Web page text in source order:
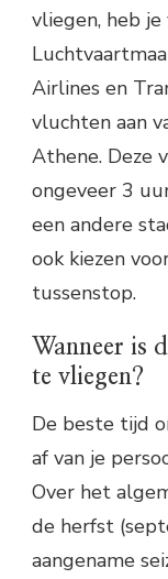
vliegen, heb
Airlines en
vluchten aan
Athene. Deze
ongeveer 3
een andere
ook kiezen
tussenstop.
Wanneer is
te vliegen?
De beste tijd
af van je
Over het
de herfst
aangename